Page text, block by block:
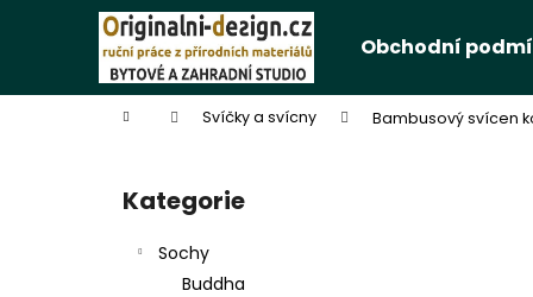
Obchodní
Domů Svíčky a svícny Bambusový svícen
Přeskočit
kategorie
Kategorie
Sochy
Buddha
í
Zpět
do
Zpět
do